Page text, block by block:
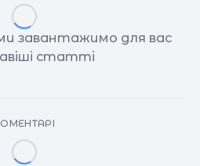
завантажимо для вас
статті